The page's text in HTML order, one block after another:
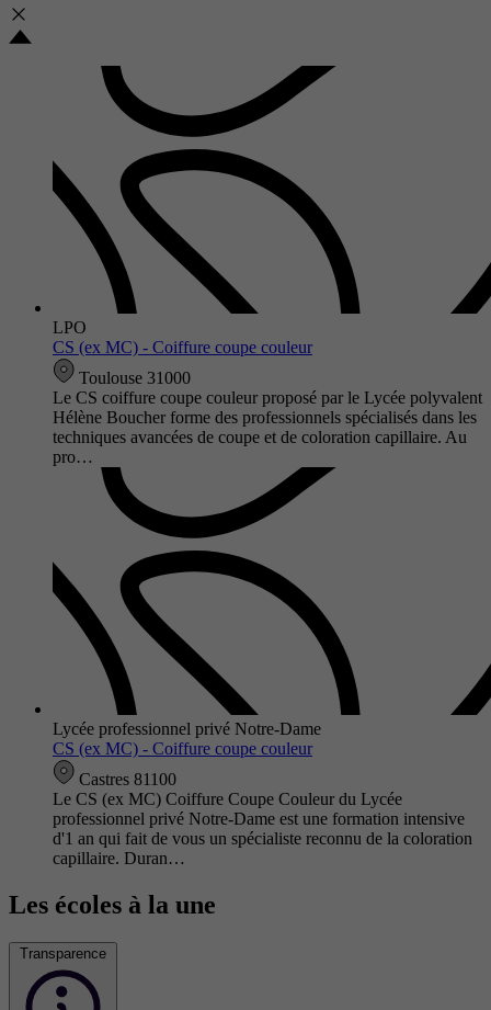
LPO
CS (ex MC) - Coiffure coupe couleur
Toulouse 31000
Le CS coiffure coupe couleur proposé par le Lycée polyvalent
Hélène Boucher forme des professionnels spécialisés dans les
techniques avancées de coupe et de coloration capillaire. Au
pro…
Lycée professionnel privé Notre-Dame
CS (ex MC) - Coiffure coupe couleur
Castres 81100
Le CS (ex MC) Coiffure Coupe Couleur du Lycée
professionnel privé Notre-Dame est une formation intensive
d'1 an qui fait de vous un spécialiste reconnu de la coloration
capillaire. Duran…
Les écoles à la une
Transparence